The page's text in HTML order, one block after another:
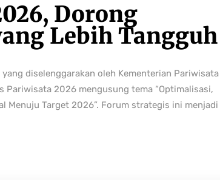
Dorong
Lebih Tangguh
diselenggarakan oleh Kementerian Pariwisata
Pariwisata 2026 mengusung tema “Optimalisasi,
Menuju Target 2026”. Forum strategis ini menjadi